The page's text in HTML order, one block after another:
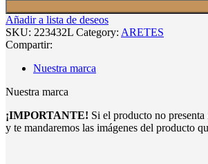
Añadir a lista de deseos
SKU: 223432L Category: ARETES
Compartir:
Nuestra marca
Nuestra marca
¡IMPORTANTE! Si el producto no
y te mandaremos las imágenes del producto